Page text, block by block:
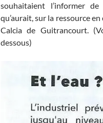
souhaitaient l’informer
qu’aurait, sur la ressource
Calcia de Guitrancourt.
dessous)